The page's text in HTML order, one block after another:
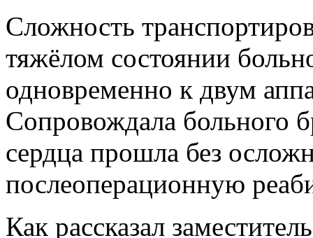
Сложность
тяжёлом состоянии
одновременно к двум
Сопровождала больного
сердца прошла без
послеоперационную
Как рассказал